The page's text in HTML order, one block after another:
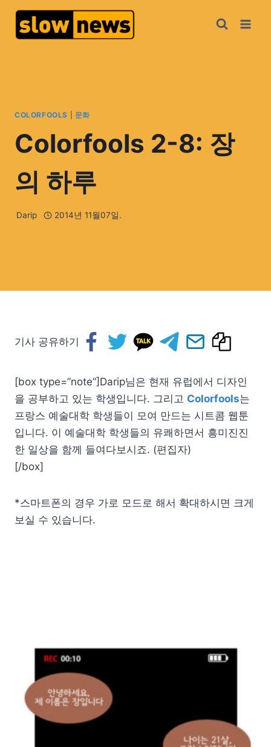
COLORFOOLS 문화
Colorfools 2-8: 장
의 하루
Darip 2014년 11월07일.
기사 공유하기
[box type=”note”]Darip님은 현재 유럽에서 디자인
을 공부하고 있는 학생입니다. 그리고 Colorfools는
프랑스 예술대학 학생들이 모여 만드는 시트콤 웹툰
입니다. 이 예술대학 학생들의 유쾌하면서 흥미진진
한 일상을 함께 들여다보시죠. (편집자)
[/box]
*스마트폰의 경우 가로 모드로 해서 확대하시면 크게
보실 수 있습니다.